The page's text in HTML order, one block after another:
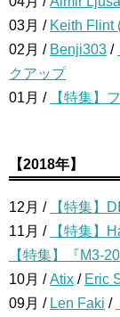
03月 / Keith Flint
02月 / Benji303 /
クアップ
01月 /
【特集】
【2018年】
12月 /
【特集】
11月 /
【特集】
【特集】『M3-
10月 /Atix / Eric
09月 / Len Faki /